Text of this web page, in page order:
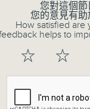
您對這個節
您的意見有助
How satisfied are
helps to
☆ ☆